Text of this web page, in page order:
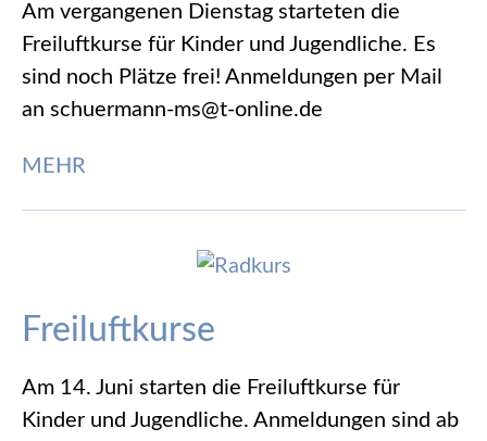
Am vergangenen Dienstag starteten die
Freiluftkurse für Kinder und Jugendliche. Es
sind noch Plätze frei! Anmeldungen per Mail
an schuermann-ms@t-online.de
MEHR
Freiluftkurse
Am 14. Juni starten die Freiluftkurse für
Kinder und Jugendliche. Anmeldungen sind ab